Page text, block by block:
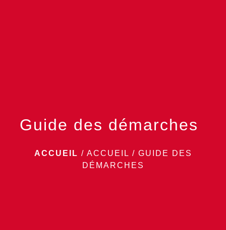
Guide des démarches
ACCUEIL / ACCUEIL / GUIDE DES
DÉMARCHES